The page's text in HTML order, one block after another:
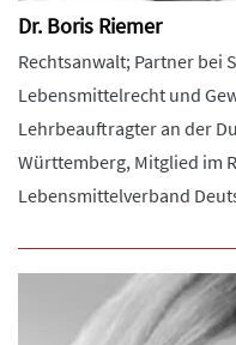
Dr. Boris Riemer
Rechtsanwalt; Partner bei
Lebensmittelrecht und
Lehrbeauftragter an der
Württemberg, Mitglied im
Lebensmittelverband